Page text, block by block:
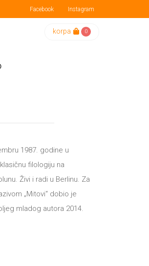
Facebook Instagram
korpa 0
1987. godine u
filologiju na
Živi i radi u Berlinu. Za
„Mitovi“ dobio je
mladog autora 2014.